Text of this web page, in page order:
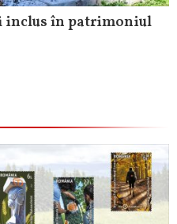
inclus în patrimoniul